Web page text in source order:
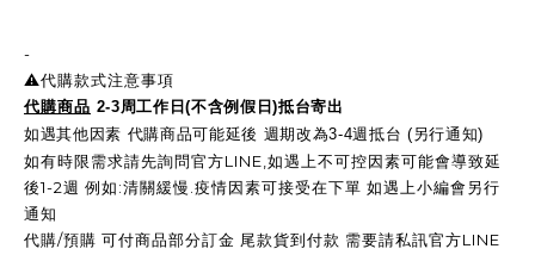
-
⚠️代購款式注意事項
代購商品 2-3周工作日(不含例假日)抵台寄出
如遇其他因素 代購商品可能延後 週期改為3-4週抵台 (另行通知)
如有時限需求請先詢問官方LINE,如遇上不可控因素可能會導致延
後1-2週 例如:清關緩慢.疫情因素可接受在下單 如遇上小編會另行
通知
代購/預購 可付商品部分訂金 尾款貨到付款 需要請私訊官方LINE